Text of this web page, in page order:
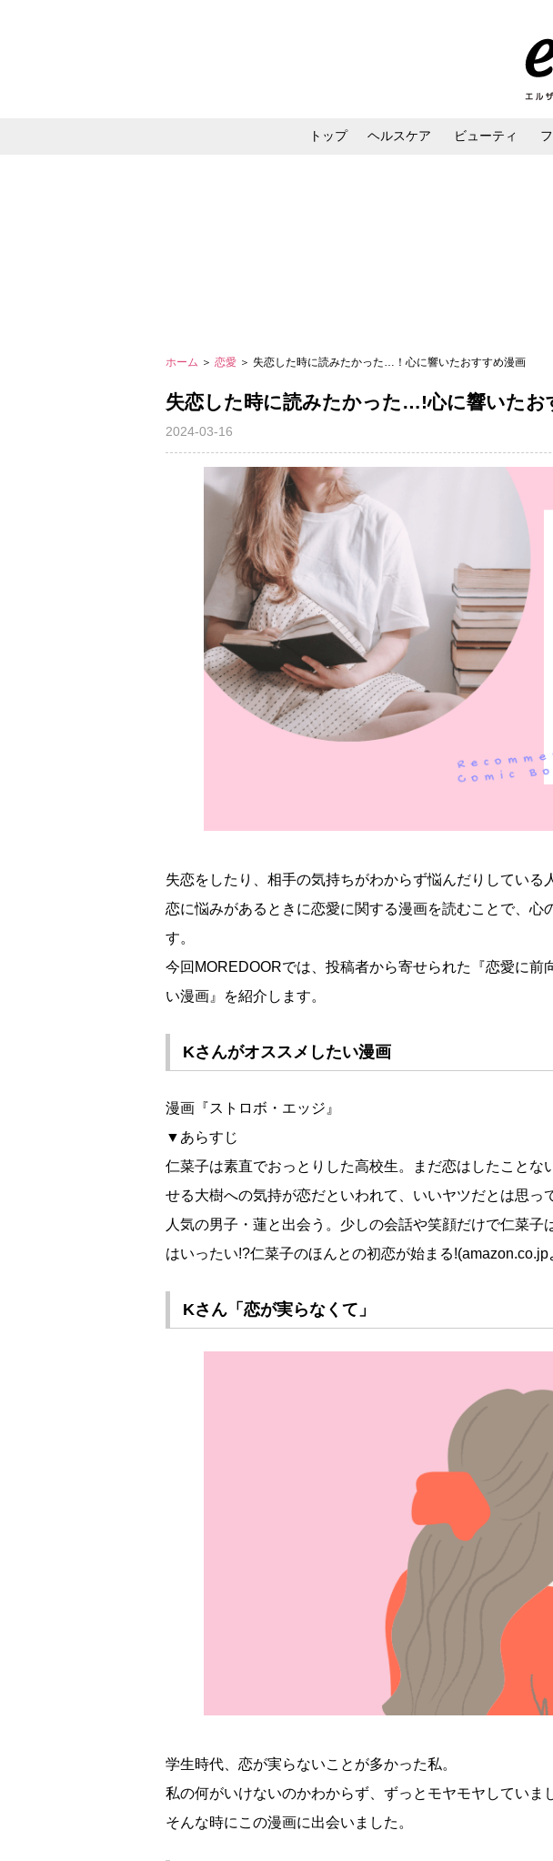
トップ ヘルスケア ビューティ
ホーム ＞ 恋愛 ＞ 失恋した時に読みたかった…！心に響いたおすすめ漫画
失恋した時に読みたかった…!心に響いたお
2024-03-16
失恋をしたり、相手の気持ちがわからず悩んだりしている
恋に悩みがあるときに恋愛に関する漫画を読むことで、心
す。
今回MOREDOORでは、投稿者から寄せられた『恋愛に前
い漫画』を紹介します。
Kさんがオススメしたい漫画
漫画『ストロボ・エッジ』
▼あらすじ
仁菜子は素直でおっとりした高校生。まだ恋はしたことな
せる大樹への気持が恋だといわれて、いいヤツだとは思っ
人気の男子・蓮と出会う。少しの会話や笑顔だけで仁菜子
はいったい!?仁菜子のほんとの初恋が始まる!(amazon.co.jp
Kさん「恋が実らなくて」
学生時代、恋が実らないことが多かった私。
私の何がいけないのかわからず、ずっとモヤモヤしていま
そんな時にこの漫画に出会いました。